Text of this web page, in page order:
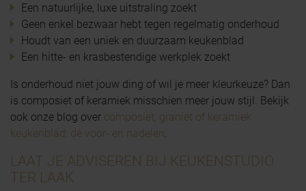
Een natuurlijke, luxe uitstraling zoekt
Geen enkel bezwaar hebt tegen regelmatig onderhoud
Houdt van een uniek en duurzaam keukenblad
Een hitte- en krasbestendige werkplek zoekt
Is onderhoud niet jouw ding of wil je meer kleurkeuze? Dan
is composiet of keramiek misschien meer jouw stijl. Bekijk
ook onze blog over composiet, graniet of keramiek
keukenblad: de voor- en nadelen
LAAT JE ADVISEREN BIJ KEUKENSTUDIO
TER LAAK